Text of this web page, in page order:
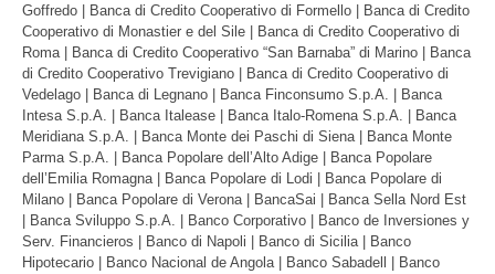
Goffredo | Banca di Credito Cooperativo di Formello | Banca di Credito
Cooperativo di Monastier e del Sile | Banca di Credito Cooperativo di
Roma | Banca di Credito Cooperativo “San Barnaba” di Marino | Banca
di Credito Cooperativo Trevigiano | Banca di Credito Cooperativo di
Vedelago | Banca di Legnano | Banca Finconsumo S.p.A. | Banca
Intesa S.p.A. | Banca Italease | Banca Italo-Romena S.p.A. | Banca
Meridiana S.p.A. | Banca Monte dei Paschi di Siena | Banca Monte
Parma S.p.A. | Banca Popolare dell’Alto Adige | Banca Popolare
dell’Emilia Romagna | Banca Popolare di Lodi | Banca Popolare di
Milano | Banca Popolare di Verona | BancaSai | Banca Sella Nord Est
| Banca Sviluppo S.p.A. | Banco Corporativo | Banco de Inversiones y
Serv. Financieros | Banco di Napoli | Banco di Sicilia | Banco
Hipotecario | Banco Nacional de Angola | Banco Sabadell | Banco